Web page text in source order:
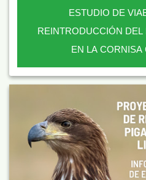
ESTUDIO DE
REINTRODUCCIÓN
EN LA CORNISA